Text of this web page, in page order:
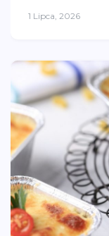
1 Lipca, 2026